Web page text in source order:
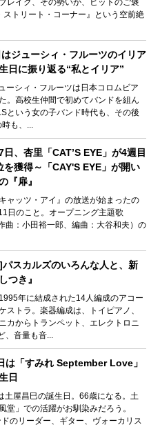
トリート・コーナー』という空前絶
ジューシィ・フルーツのイリア
日に振り返る“私とイリア”
ーシィ・フルーツは日本コロムビア
。高校生仲間で初めてバンドを組ん
という女の子バンド時代も、その後
も、...
、杏里「CAT’S EYE」が4週目
を獲得～「CAY'S EYE」が開い
『扉』
ャッツ・アイ』の放送が始まったの
日のこと。オープニング主題歌
曲：小田裕一郎、編曲：大谷和夫）の
スカルズのいろんな人と、新
つき』
年に結成された14人編成のアコー
ストラ。楽器編成は、トイピアノ、
カからトランペット、エレクトロニ
音量も音...
は「すみれ September Love」
日
土屋昌巳の誕生日。66歳になる。土
堂」での活躍がお馴染みだろう。
のリーダー、ギター、ヴォーカリス